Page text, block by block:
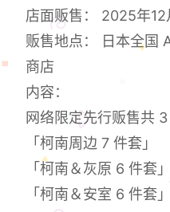
店面贩售： 2025年
贩售地点： 日本全国
商店
内容：
网络限定先行贩售共 3
「柯南周边 7 件套」
「柯南＆灰原 6 件套
「柯南＆安室 6 件套」